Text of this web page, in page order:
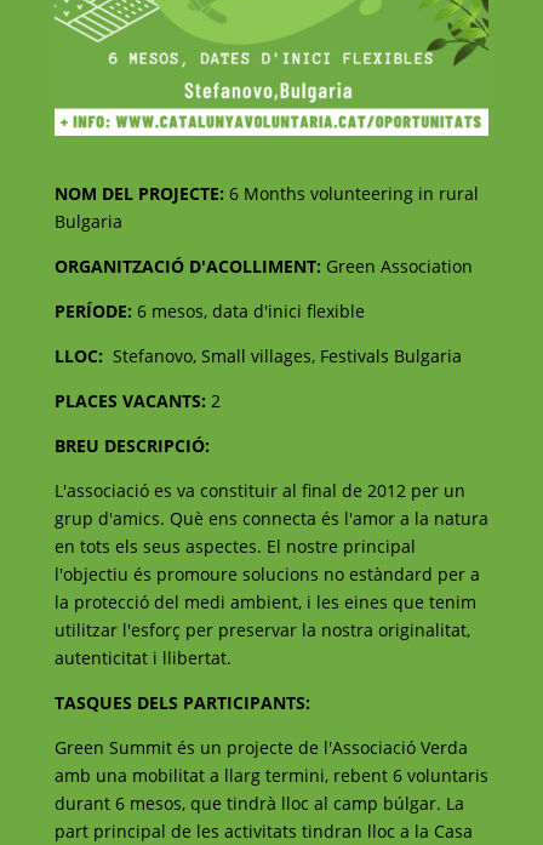
NOM DEL PROJECTE: 6 Months volunteering in rural
Bulgaria
ORGANITZACIÓ D'ACOLLIMENT: Green Association
PERÍODE: 6 mesos, data d'inici flexible
LLOC: Stefanovo, Small villages, Festivals Bulgaria
PLACES VACANTS: 2
BREU DESCRIPCIÓ:
L'associació es va constituir al final de 2012 per un
grup d'amics. Què ens connecta és l'amor a la natura
en tots els seus aspectes. El nostre principal
l'objectiu és promoure solucions no estàndard per a
la protecció del medi ambient, i les eines que tenim
utilitzar l'esforç per preservar la nostra originalitat,
autenticitat i llibertat.
TASQUES DELS PARTICIPANTS:
Green Summit és un projecte de l'Associació Verda
amb una mobilitat a llarg termini, rebent 6 voluntaris
durant 6 mesos, que tindrà lloc al camp búlgar. La
part principal de les activitats tindran lloc a la Casa